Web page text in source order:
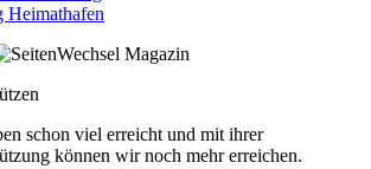
Heimathafen
schon viel erreicht und mit ihrer
können wir noch mehr erreichen.